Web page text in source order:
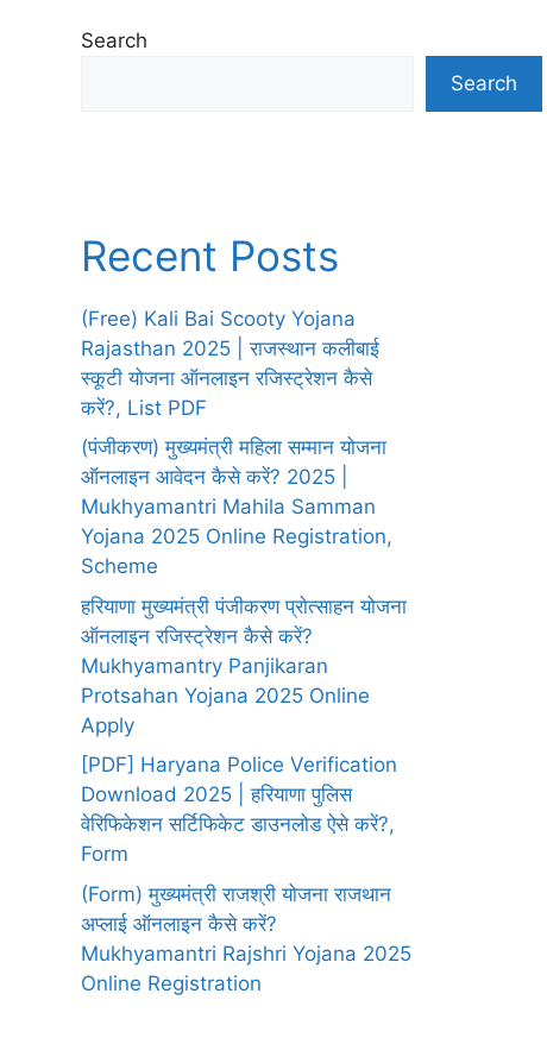
Search
Search
Recent Posts
(Free) Kali Bai Scooty Yojana
Rajasthan 2025 | राजस्थान कलीबाई
स्कूटी योजना ऑनलाइन रजिस्ट्रेशन कैसे
करें?, List PDF
(पंजीकरण) मुख्यमंत्री महिला सम्मान योजना
ऑनलाइन आवेदन कैसे करें? 2025 |
Mukhyamantri Mahila Samman
Yojana 2025 Online Registration,
Scheme
हरियाणा मुख्यमंत्री पंजीकरण प्रोत्साहन योजना
ऑनलाइन रजिस्ट्रेशन कैसे करें?
Mukhyamantry Panjikaran
Protsahan Yojana 2025 Online
Apply
[PDF] Haryana Police Verification
Download 2025 | हरियाणा पुलिस
वेरिफिकेशन सर्टिफिकेट डाउनलोड ऐसे करें?,
Form
(Form) मुख्यमंत्री राजश्री योजना राजथान
अप्लाई ऑनलाइन कैसे करें?
Mukhyamantri Rajshri Yojana 2025
Online Registration